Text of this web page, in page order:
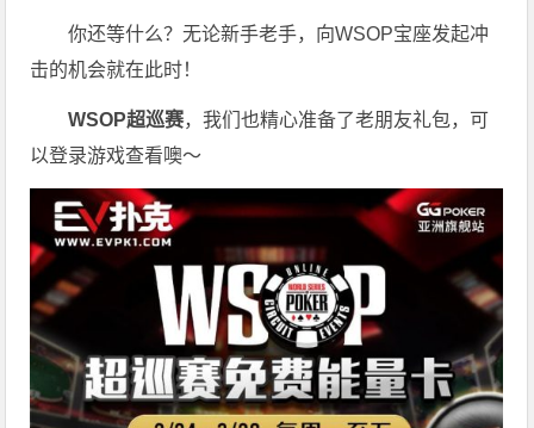
你还等什么？无论新手老手，向WSOP宝座发起冲
击的机会就在此时！
WSOP超巡赛，我们也精心准备了老朋友礼包，可
以登录游戏查看噢～